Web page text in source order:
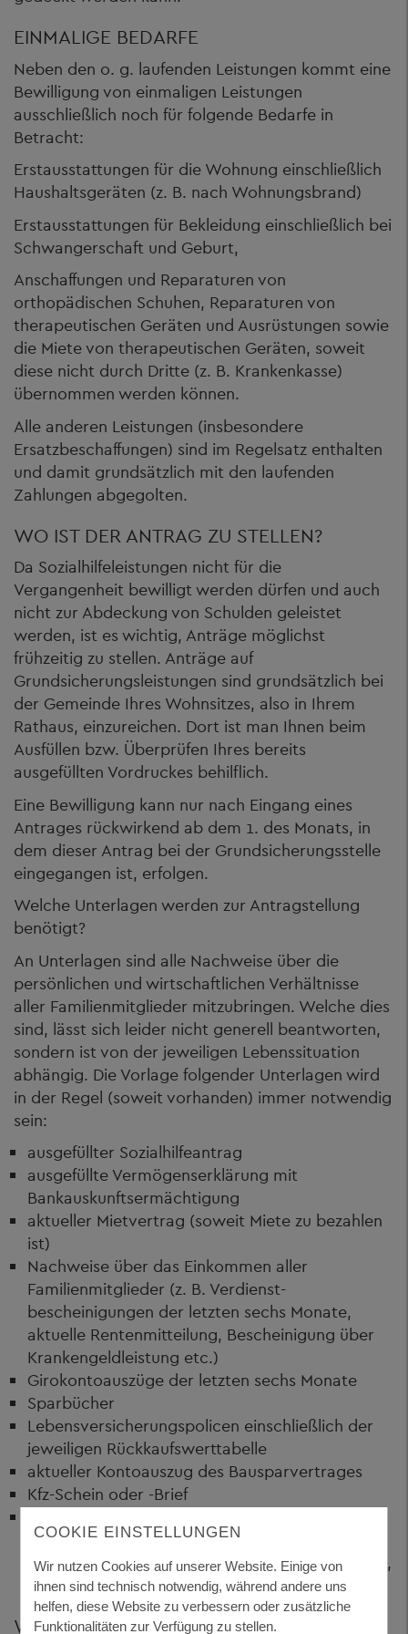
EINMALIGE BEDARFE
Neben den o. g. laufenden Leistungen kommt eine
Bewilligung von einmaligen Leistungen
ausschließlich noch für folgende Bedarfe in
Betracht:
Erstausstattungen für die Wohnung einschließlich
Haushaltsgeräten (z. B. nach Wohnungsbrand)
Erstausstattungen für Bekleidung einschließlich bei
Schwangerschaft und Geburt,
Anschaffungen und Reparaturen von
orthopädischen Schuhen, Reparaturen von
therapeutischen Geräten und Ausrüstungen sowie
die Miete von therapeutischen Geräten, soweit
diese nicht durch Dritte (z. B. Krankenkasse)
übernommen werden können.
Alle anderen Leistungen (insbesondere
Ersatzbeschaffungen) sind im Regelsatz enthalten
und damit grundsätzlich mit den laufenden
Zahlungen abgegolten.
WO IST DER ANTRAG ZU STELLEN?
Da Sozialhilfeleistungen nicht für die
Vergangenheit bewilligt werden dürfen und auch
nicht zur Abdeckung von Schulden geleistet
werden, ist es wichtig, Anträge möglichst
frühzeitig zu stellen. Anträge auf
Grundsicherungsleistungen sind grundsätzlich bei
der Gemeinde Ihres Wohnsitzes, also in Ihrem
Rathaus, einzureichen. Dort ist man Ihnen beim
Ausfüllen bzw. Überprüfen Ihres bereits
ausgefüllten Vordruckes behilflich.
Eine Bewilligung kann nur nach Eingang eines
Antrages rückwirkend ab dem 1. des Monats, in
dem dieser Antrag bei der Grundsicherungsstelle
eingegangen ist, erfolgen.
Welche Unterlagen werden zur Antragstellung
benötigt?
An Unterlagen sind alle Nachweise über die
persönlichen und wirtschaftlichen Verhältnisse
aller Familienmitglieder mitzubringen. Welche dies
sind, lässt sich leider nicht generell beantworten,
sondern ist von der jeweiligen Lebenssituation
abhängig. Die Vorlage folgender Unterlagen wird
in der Regel (soweit vorhanden) immer notwendig
sein:
ausgefüllter Sozialhilfeantrag
ausgefüllte Vermögenserklärung mit
Bankauskunftsermächtigung
aktueller Mietvertrag (soweit Miete zu bezahlen
ist)
Nachweise über das Einkommen aller
Familienmitglieder (z. B. Verdienst-
bescheinigungen der letzten sechs Monate,
aktuelle Rentenmitteilung, Bescheinigung über
Krankengeldleistung etc.)
Girokontoauszüge der letzten sechs Monate
Sparbücher
Lebensversicherungspolicen einschließlich der
jeweiligen Rückkaufswerttabelle
aktueller Kontoauszug des Bausparvertrages
Kfz-Schein oder -Brief
B. private Kranken-, Unfall, Sterbegeld-,
Haftpflicht-, Hausrat-, Einbruchdiebstahl-, Feuer-,
Wasserschaden- und Glasbruchversicherung)
WERDEN DIE ANGEHÖRIGEN
COOKIE EINSTELLUNGEN
Wir nutzen Cookies auf unserer Website. Einige von
ihnen sind technisch notwendig, während andere uns
helfen, diese Website zu verbessern oder zusätzliche
Funktionalitäten zur Verfügung zu stellen.